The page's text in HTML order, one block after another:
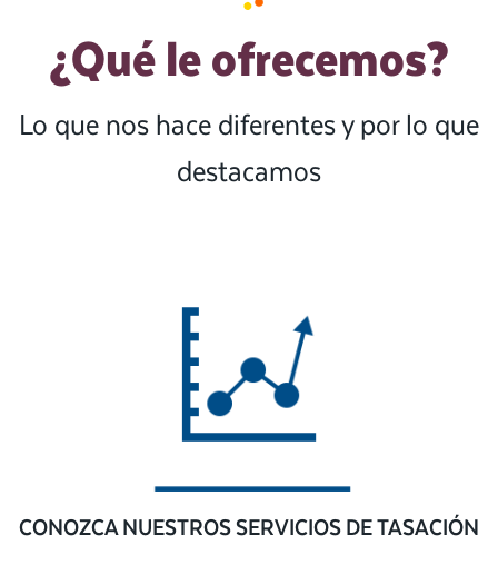
¿Qué le ofrecemos?
Lo que nos hace diferentes y por lo que
destacamos
CONOZCA NUESTROS SERVICIOS DE TASACIÓN